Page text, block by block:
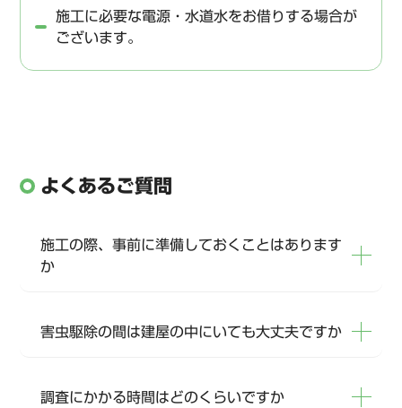
施工に必要な電源・水道水をお借りする場合が
ございます。
よくあるご質問
施工の際、事前に準備しておくことはあります
か
害虫駆除の間は建屋の中にいても大丈夫ですか
調査にかかる時間はどのくらいですか